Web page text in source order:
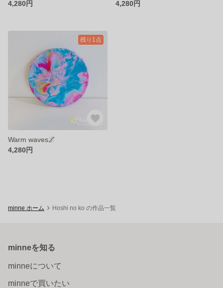
4,280円
4,280円
残り1点
Warm waves🌌
4,280円
minne ホーム Hoshi no ko の作品一覧
minneを知る
minneについて
minneで買いたい